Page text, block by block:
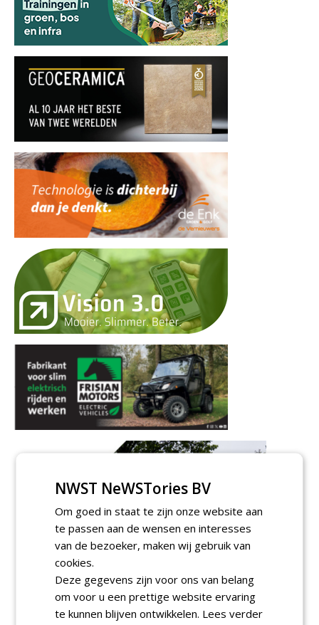
NWST NeWSTories BV
Om goed in staat te zijn onze website aan
te passen aan de wensen en interesses
van de bezoeker, maken wij gebruik van
cookies.
Deze gegevens zijn voor ons van belang
om voor u een prettige website ervaring
te kunnen blijven ontwikkelen. Lees verder